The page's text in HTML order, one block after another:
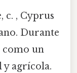
c. , Cyprus
Durante
como un
agrícola.